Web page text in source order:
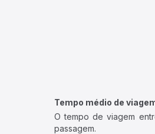
Tempo médio de
O tempo de viagem
passagem.